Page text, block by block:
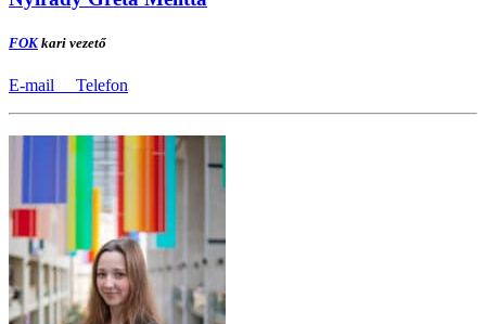
FOKkari vezető
E-mail Telefon